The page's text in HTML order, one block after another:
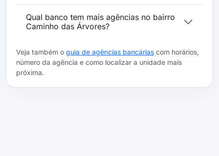
Qual banco tem mais agências no bairro
Caminho das Árvores?
Veja também o guia de agências bancárias com horários,
número da agência e como localizar a unidade mais
próxima.